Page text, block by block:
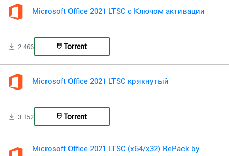
Microsoft Office 2021 LTSC с Ключом активации
2 466 Torrent
Microsoft Office 2021 LTSC крякнутый
3 152 Torrent
Microsoft Office 2021 LTSC (x64/x32) RePack by